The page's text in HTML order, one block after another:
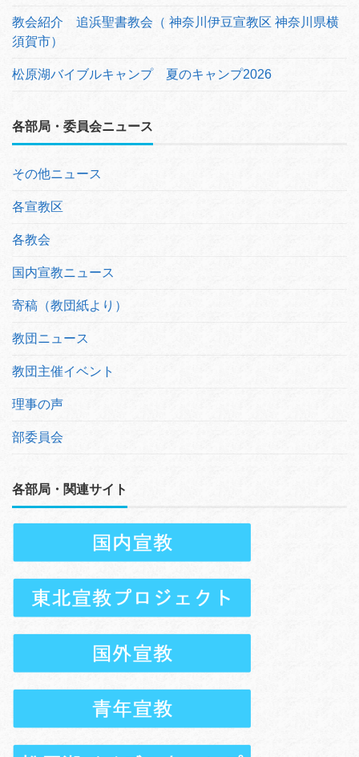
教会紹介 追浜聖書教会（ 神奈川伊豆宣教区 神奈川県横
須賀市）
松原湖バイブルキャンプ 夏のキャンプ2026
各部局・委員会ニュース
その他ニュース
各宣教区
各教会
国内宣教ニュース
寄稿（教団紙より）
教団ニュース
教団主催イベント
理事の声
部委員会
各部局・関連サイト